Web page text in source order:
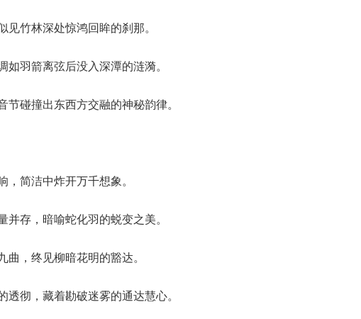
见竹林深处惊鸿回眸的刹那。
如羽箭离弦后没入深潭的涟漪。
节碰撞出东西方交融的神秘韵律。
，简洁中炸开万千想象。
并存，暗喻蛇化羽的蜕变之美。
曲，终见柳暗花明的豁达。
透彻，藏着勘破迷雾的通达慧心。